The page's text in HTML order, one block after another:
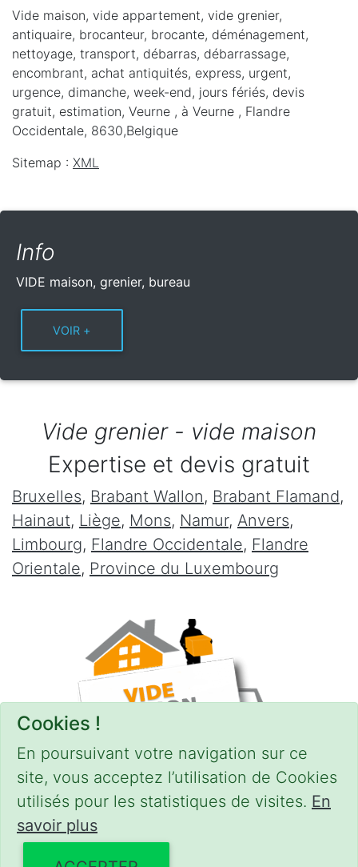
Cookies !
En poursuivant votre navigation sur ce
site, vous acceptez l’utilisation de Cookies
utilisés pour les statistiques de visites. En
savoir plus
Vide maison, vide appartement, vide grenier,
antiquaire, brocanteur, brocante, déménagement,
nettoyage, transport, débarras, débarrassage,
encombrant, achat antiquités, express, urgent,
urgence, dimanche, week-end, jours fériés, devis
gratuit, estimation, Veurne , à Veurne , Flandre
Occidentale, 8630,Belgique
Sitemap : XML
Info
VIDE maison, grenier, bureau
Vide grenier - vide maison
Expertise et devis gratuit
Bruxelles, Brabant Wallon, Brabant Flamand,
Hainaut, Liège, Mons, Namur, Anvers,
Limbourg, Flandre Occidentale, Flandre
Orientale, Province du Luxembourg
CONDITIONS-